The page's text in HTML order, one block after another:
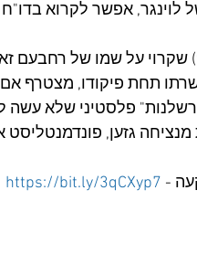
אפשר לקרוא בדו"ח
אל כביש הבקעה (כביש 90) שקרוי על
תחת פיקודו, מצטרף
פלסטיני שלא עשה
גזען,
-
https://bit.ly/3qCXyp7